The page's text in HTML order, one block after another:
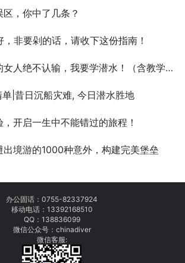
，你中了几条？
非要剁的话，请收下这份指南！
人绝不认输，我要学潜水！（含教学视频）
单|昔日沉船灾难, 今日潜水胜地
开启一生中不能错过的旅程！
出境游的1000种意外，构建完美堡垒
办公固话： 0755-82337924
移动电话： 13392168510
QQ：138836099
微信公众号：chinadiver
微信客服: